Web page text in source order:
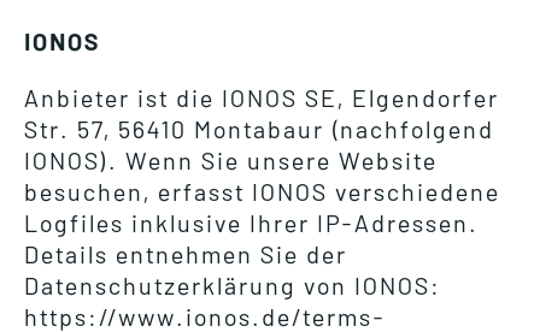
IONOS
Anbieter ist die IONOS SE, Elgendorfer
Str. 57, 56410 Montabaur (nachfolgend
IONOS). Wenn Sie unsere Website
besuchen, erfasst IONOS verschiedene
Logfiles inklusive Ihrer IP-Adressen.
Details entnehmen Sie der
Datenschutzerklärung von IONOS:
https://www.ionos.de/terms-